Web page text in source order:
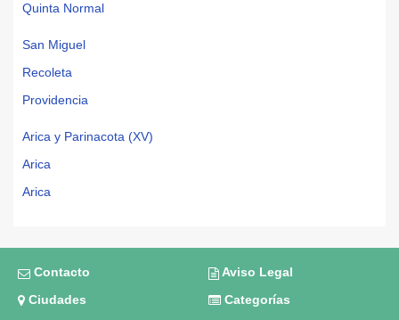
Quinta Normal
San Miguel
Recoleta
Providencia
Arica y Parinacota (XV)
Arica
Arica
Contacto
Aviso Legal
Ciudades
Categorías